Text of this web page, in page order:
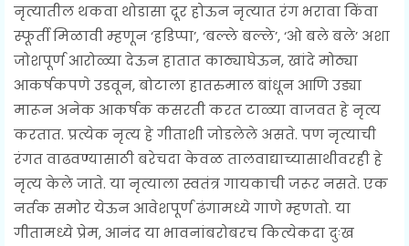
नृत्यातील थकवा थोडासा दूर होऊन नृत्यात रंग भरावा किंवा
स्फूर्ती मिळावी म्हणून ‘हडिप्पा’, ‘बल्ले बल्ले’, ‘ओ बले बले’ अशा
जोशपूर्ण आरोळ्या देऊन हातात काठ्याघेऊन, खांदे मोठ्या
आकर्षकपणे उडवून, बोटाला हातरुमाल बांधून आणि उड्या
मारून अनेक आकर्षक कसरती करत टाळ्या वाजवत हे नृत्य
करतात. प्रत्येक नृत्य हे गीताशी जोडलेले असते. पण नृत्याची
रंगत वाढवण्यासाठी बरेचदा केवळ तालवाद्याच्यासाथीवरही हे
नृत्य केले जाते. या नृत्याला स्वतंत्र गायकाची जरूर नसते. एक
नर्तक समोर येऊन आवेशपूर्ण ढंगामध्ये गाणे म्हणतो. या
गीतामध्ये प्रेम, आनंद या भावनांबरोबरच कित्येकदा दुःख